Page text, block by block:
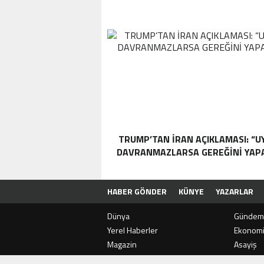
TRUMP’TAN İRAN AÇIKLAMASI:
DAVRANMAZLARSA GEREĞINI
HABER GÖNDER KÜNYE YAZARLAR
Dünya
Gündem
Yerel Haberler
Ekonomi
Magazin
Asayiş
Teknoloji
Sağlık